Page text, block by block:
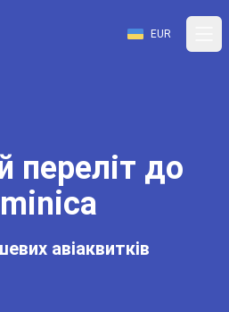
EUR
переліт до
авіаквитків